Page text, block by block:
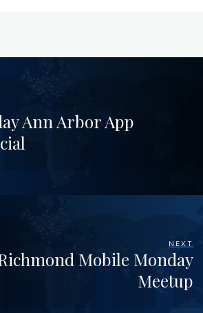
Ann Arbor App
NEXT
Mobile Monday
Meetup